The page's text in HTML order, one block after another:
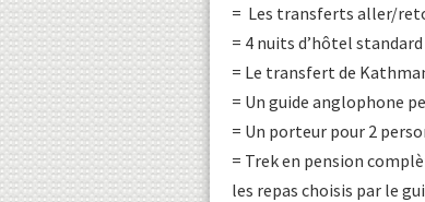
= Les transferts aller/
= 4 nuits d’hôtel
= Le transfert de
= Un guide anglophone
= Un porteur pour 2
= Trek en pension
les repas choisis par le